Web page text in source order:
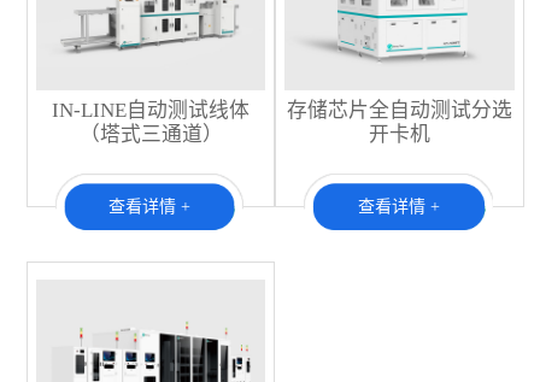
IN-LINE自动测试线体
（塔式三通道）
查看详情 +
存储芯片全自动测试分选
开卡机
查看详情 +